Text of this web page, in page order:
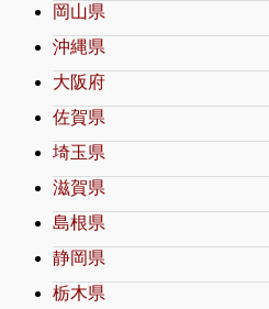
岡山県
沖縄県
大阪府
佐賀県
埼玉県
滋賀県
島根県
静岡県
栃木県